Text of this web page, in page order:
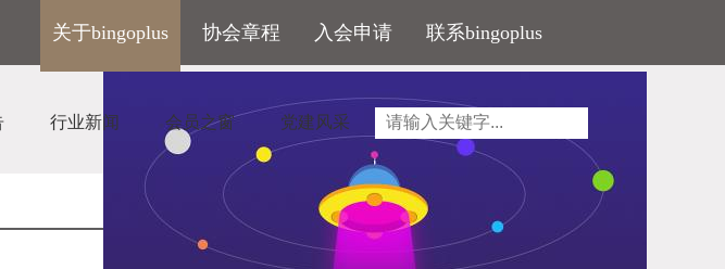
关于bingoplus 协会章程 入会申请 联系bingoplus
行业新闻 会员之窗
党建风采